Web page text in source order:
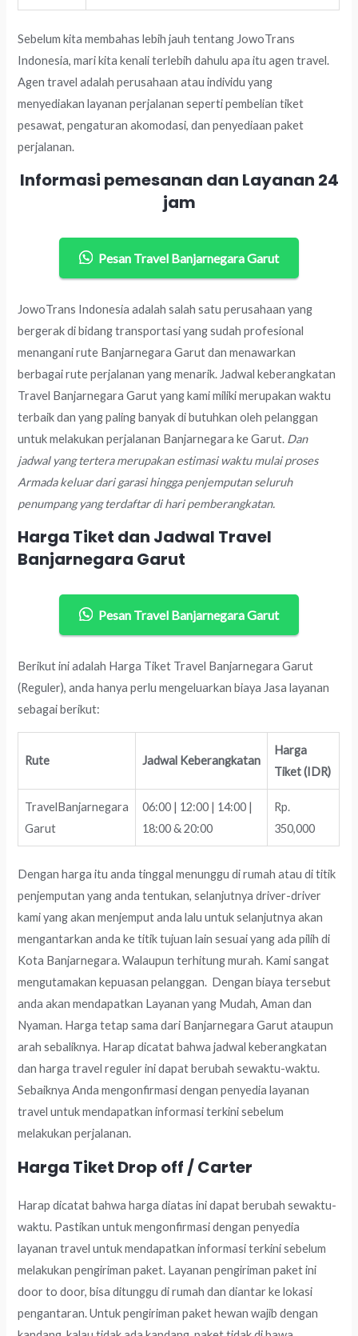
Sebelum kita membahas lebih jauh tentang JowoTrans
Indonesia, mari kita kenali terlebih dahulu apa itu agen travel.
Agen travel adalah perusahaan atau individu yang
menyediakan layanan perjalanan seperti pembelian tiket
pesawat, pengaturan akomodasi, dan penyediaan paket
perjalanan.
Informasi pemesanan dan Layanan 24
jam
Pesan Travel Banjarnegara Garut
JowoTrans Indonesia adalah salah satu perusahaan yang
bergerak di bidang transportasi yang sudah profesional
menangani rute Banjarnegara Garut dan menawarkan
berbagai rute perjalanan yang menarik. Jadwal keberangkatan
Travel Banjarnegara Garut yang kami miliki merupakan waktu
terbaik dan yang paling banyak di butuhkan oleh pelanggan
untuk melakukan perjalanan Banjarnegara ke Garut. Dan
jadwal yang tertera merupakan estimasi waktu mulai proses
Armada keluar dari garasi hingga penjemputan seluruh
penumpang yang terdaftar di hari pemberangkatan.
Harga Tiket dan Jadwal Travel
Banjarnegara Garut
Pesan Travel Banjarnegara Garut
Berikut ini adalah Harga Tiket Travel Banjarnegara Garut
(Reguler), anda hanya perlu mengeluarkan biaya Jasa layanan
sebagai berikut:
Rute Jadwal Keberangkatan
Harga
Tiket (IDR)
TravelBanjarnegara
Garut
06:00 | 12:00 | 14:00 |
18:00 & 20:00
Rp.
350,000
Dengan harga itu anda tinggal menunggu di rumah atau di titik
penjemputan yang anda tentukan, selanjutnya driver-driver
kami yang akan menjemput anda lalu untuk selanjutnya akan
mengantarkan anda ke titik tujuan lain sesuai yang ada pilih di
Kota Banjarnegara. Walaupun terhitung murah. Kami sangat
mengutamakan kepuasan pelanggan. Dengan biaya tersebut
anda akan mendapatkan Layanan yang Mudah, Aman dan
Nyaman. Harga tetap sama dari Banjarnegara Garut ataupun
arah sebaliknya. Harap dicatat bahwa jadwal keberangkatan
dan harga travel reguler ini dapat berubah sewaktu-waktu.
Sebaiknya Anda mengonfirmasi dengan penyedia layanan
travel untuk mendapatkan informasi terkini sebelum
melakukan perjalanan.
Harga Tiket Drop off / Carter
Harap dicatat bahwa harga diatas ini dapat berubah sewaktu-
waktu. Pastikan untuk mengonfirmasi dengan penyedia
layanan travel untuk mendapatkan informasi terkini sebelum
melakukan pengiriman paket. Layanan pengiriman paket ini
door to door, bisa ditunggu di rumah dan diantar ke lokasi
pengantaran. Untuk pengiriman paket hewan wajib dengan